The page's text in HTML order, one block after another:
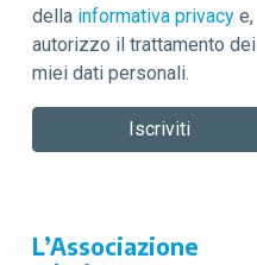
della informativa privacy e,
autorizzo il trattamento dei
miei dati personali.
L’Associazione